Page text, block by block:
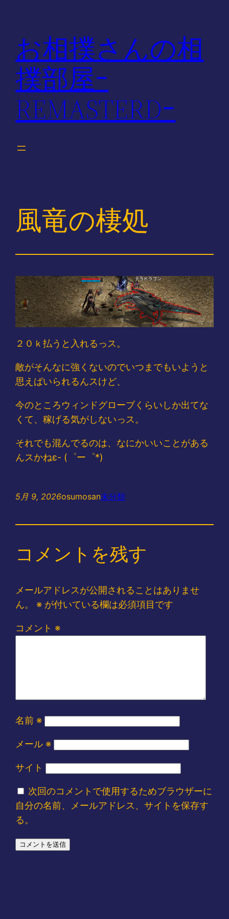
お相撲さんの相
撲部屋ｰ
REMASTERDｰ
風竜の棲処
２０ｋ払うと入れるっス。
敵がそんなに強くないのでいつまでもいようと
思えばいられるんスけど、
今のところウィンドグローブくらいしか出てな
くて、稼げる気がしないっス。
それでも混んでるのは、なにかいいことがある
んスかねε- (゜ー゜*)
5月 9, 2026osumosan未分類
コメントを残す
メールアドレスが公開されることはありませ
ん。
※ が付いている欄は必須項目です
コメント ※
名前 ※
メール ※
サイト
次回のコメントで使用するためブラウザーに
自分の名前、メールアドレス、サイトを保存す
る。